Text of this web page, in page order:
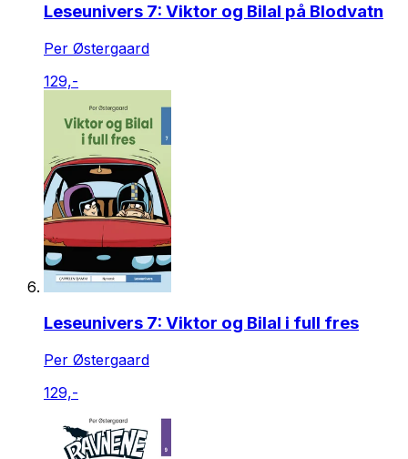
Leseunivers 7: Viktor og Bilal på Blodvatn
Per Østergaard
129,-
Leseunivers 7: Viktor og Bilal i full fres
Per Østergaard
129,-